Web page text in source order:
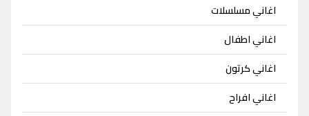
اغاني مسلسلات
اغاني اطفال
اغاني كرتون
اغاني افراح